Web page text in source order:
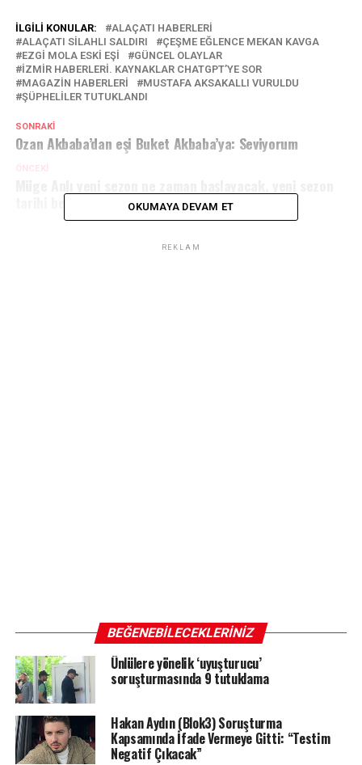
İLGILI KONULAR:
ALAÇATI HABERLERI
ALAÇATI SILAHLI SALDIRI
ÇEŞME EĞLENCE MEKAN KAVGA
EZGI MOLA ESKI EŞI
GÜNCEL OLAYLAR
İZMIR HABERLERI. KAYNAKLAR CHATGPT’YE SOR
MAGAZIN HABERLERI
MUSTAFA AKSAKALLI VURULDU
ŞÜPHELILER TUTUKLANDI
SONRAKI
Ozan Akbaba’dan eşi Buket Akbaba’ya: Seviyorum
ÖNCEKI
tarihi belli oldu mu?OKUMAYA DEVAM ET
REKLAM
BEĞENEBILECEKLERINIZ
Ünlülere yönelik ‘uyuşturucu’
soruşturmasında 9 tutuklama
Hakan Aydın (Blok3) Soruşturma
Kapsamında İfade Vermeye Gitti: “Testim
Negatif Çıkacak”